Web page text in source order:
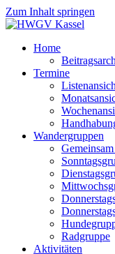
Zum Inhalt springen
Home
Termine
Wandergruppen
Radgruppe
Aktivitäten